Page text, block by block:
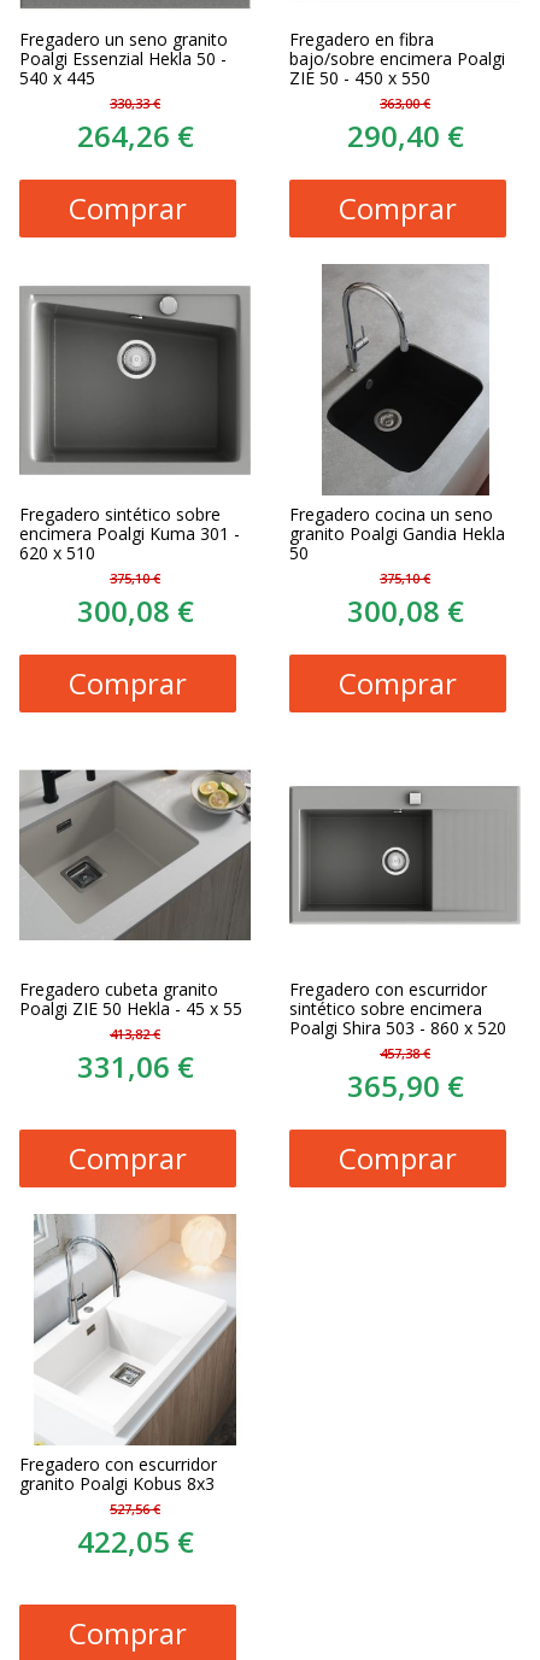
Fregadero un seno granito
Poalgi Essenzial Hekla 50 -
540 x 445
330,33 €
264,26 €
Comprar
Fregadero en fibra
bajo/sobre encimera Poalgi
ZIE 50 - 450 x 550
363,00 €
290,40 €
Comprar
Fregadero sintético sobre
encimera Poalgi Kuma 301 -
620 x 510
375,10 €
300,08 €
Comprar
Fregadero cocina un seno
granito Poalgi Gandia Hekla
50
375,10 €
300,08 €
Comprar
Fregadero cubeta granito
Poalgi ZIE 50 Hekla - 45 x 55
413,82 €
331,06 €
Comprar
Fregadero con escurridor
sintético sobre encimera
Poalgi Shira 503 - 860 x 520
457,38 €
365,90 €
Comprar
Fregadero con escurridor
granito Poalgi Kobus 8x3
527,56 €
422,05 €
Comprar